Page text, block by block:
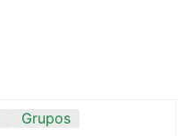
Grupos